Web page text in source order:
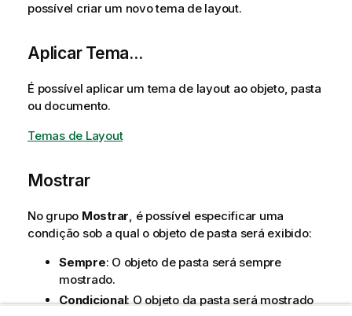
possível criar um novo tema de layout.
Aplicar Tema...
É possível aplicar um tema de layout ao objeto, pasta
ou documento.
Temas de Layout
Mostrar
No grupo Mostrar, é possível especificar uma
condição sob a qual o objeto de pasta será exibido:
Sempre: O objeto de pasta será sempre
mostrado.
Condicional: O objeto da pasta será mostrado